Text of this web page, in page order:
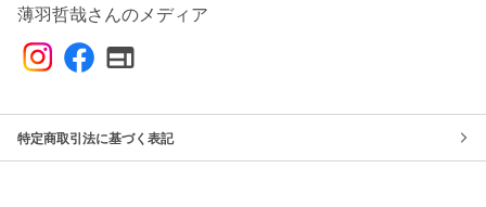
薄羽哲哉さんのメディア
特定商取引法に基づく表記